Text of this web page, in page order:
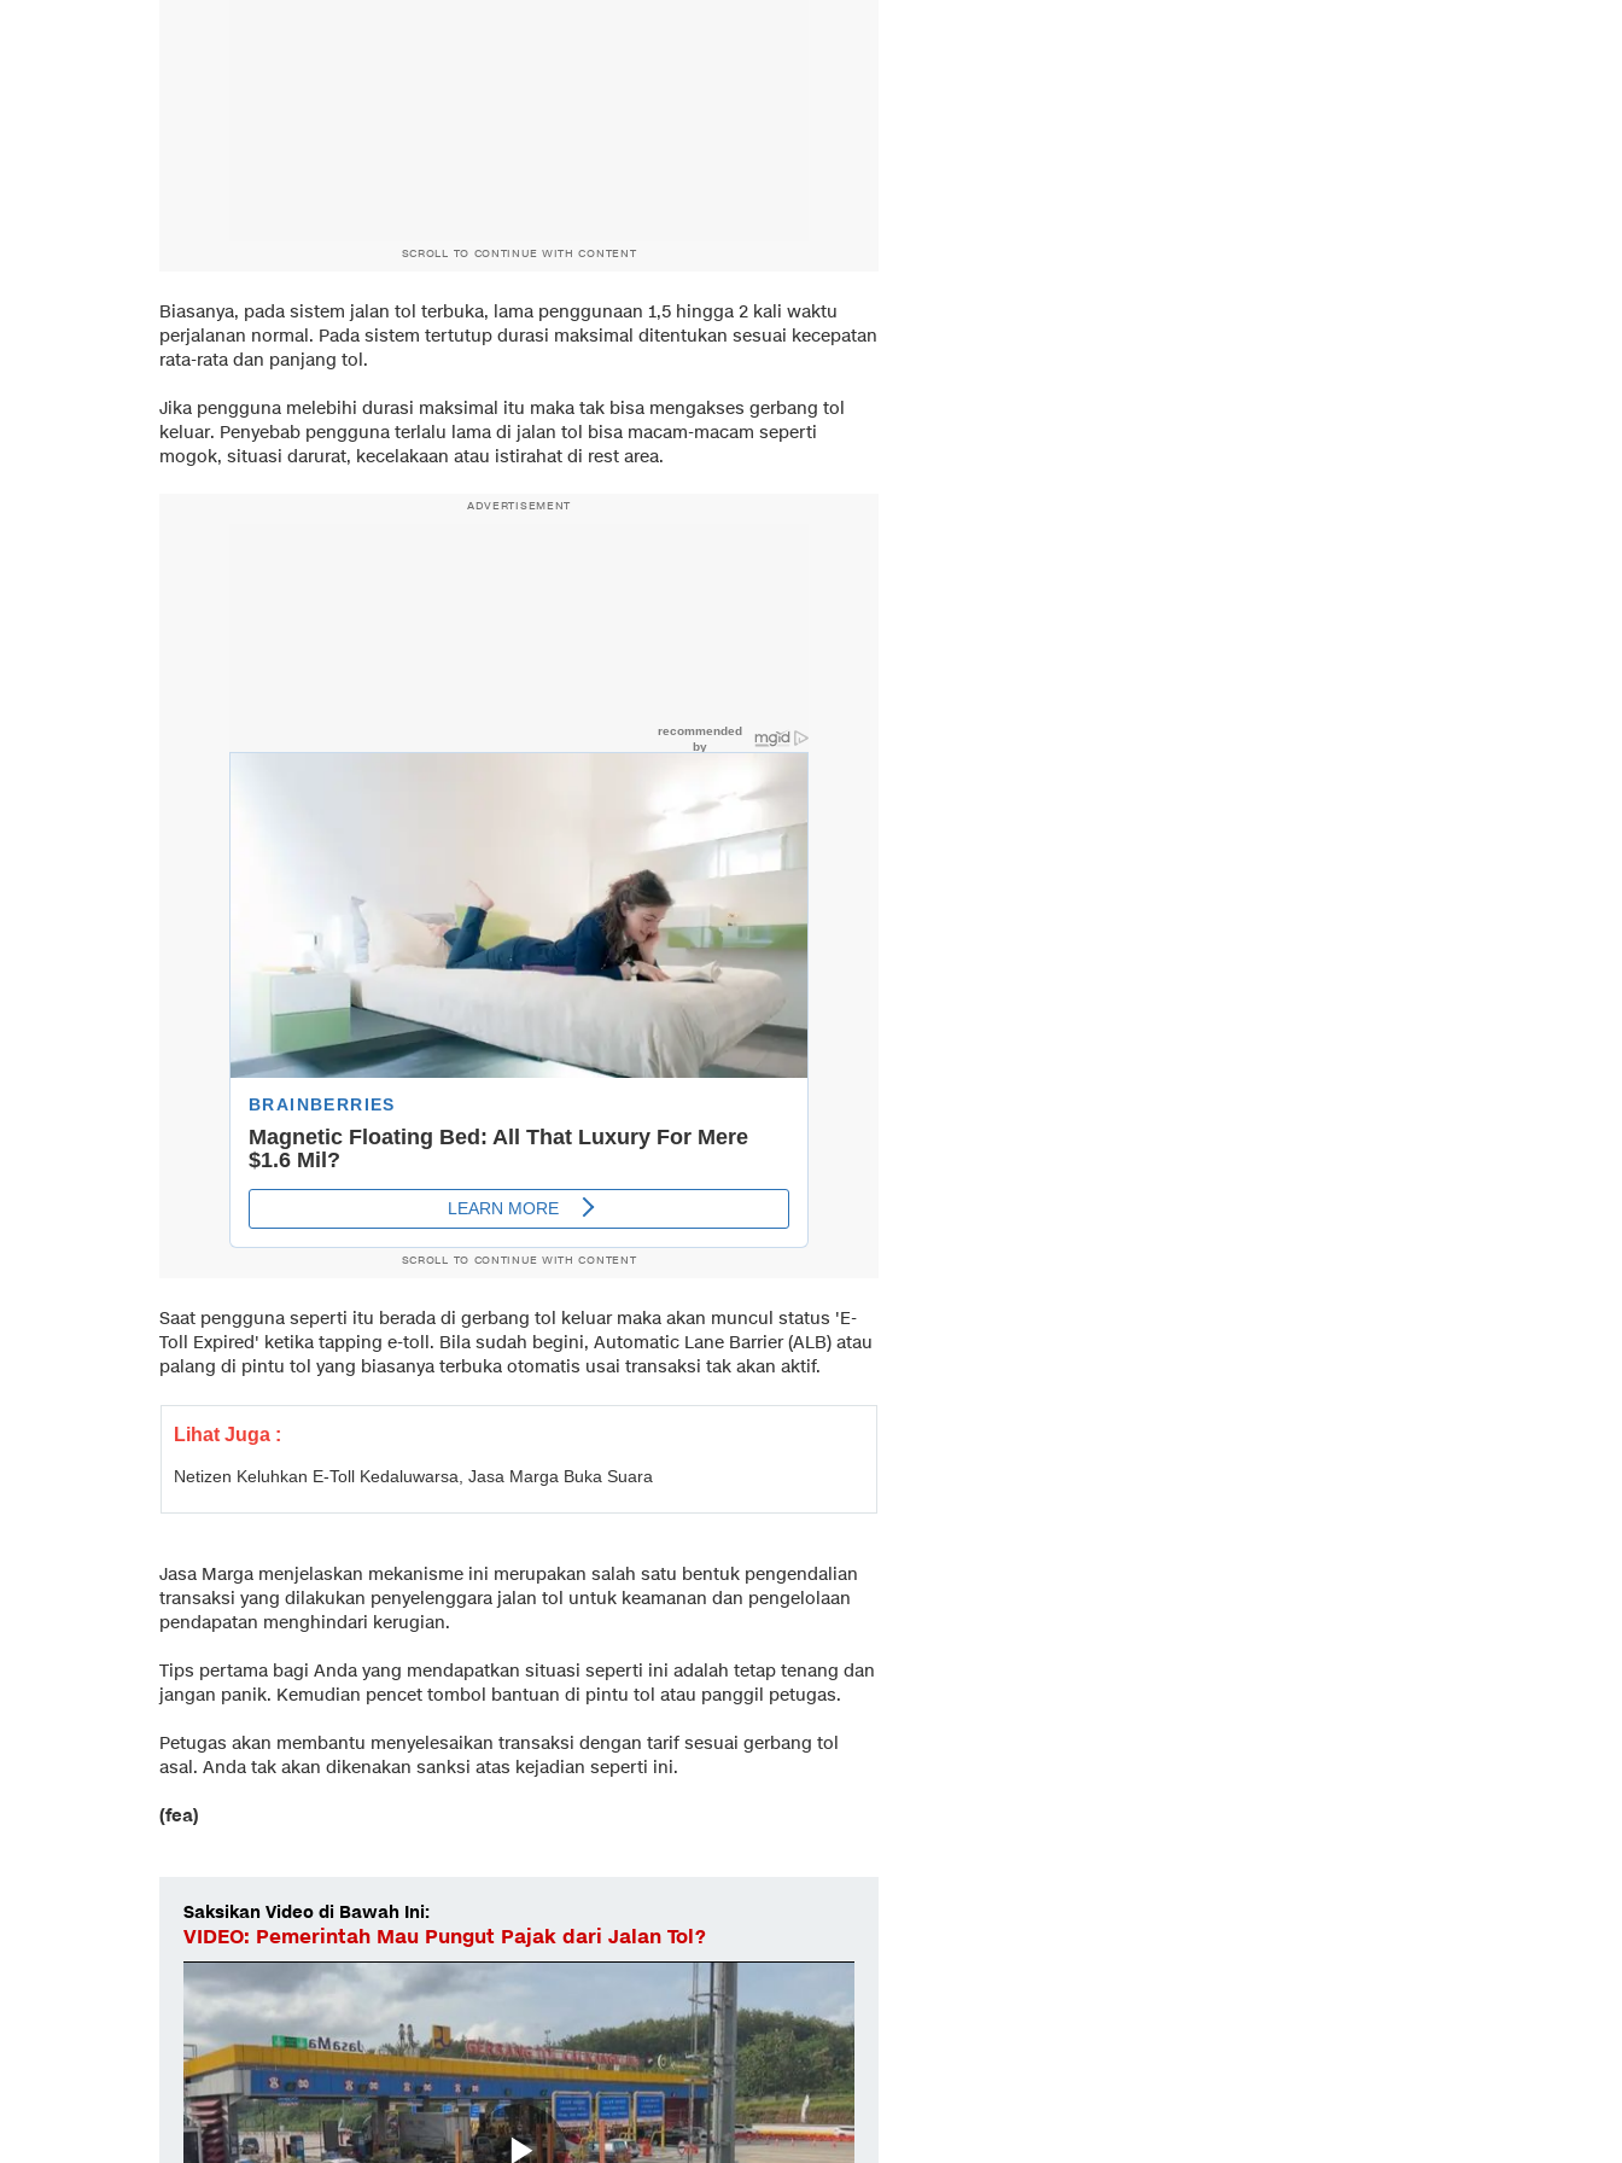
SCROLL TO CONTINUE WITH CONTENT
Biasanya, pada sistem jalan tol terbuka, lama penggunaan 1,5 hingga 2 kali waktu
perjalanan normal. Pada sistem tertutup durasi maksimal ditentukan sesuai kecepatan
rata-rata dan panjang tol.
Jika pengguna melebihi durasi maksimal itu maka tak bisa mengakses gerbang tol
keluar. Penyebab pengguna terlalu lama di jalan tol bisa macam-macam seperti
mogok, situasi darurat, kecelakaan atau istirahat di rest area.
ADVERTISEMENT
SCROLL TO CONTINUE WITH CONTENT
Saat pengguna seperti itu berada di gerbang tol keluar maka akan muncul status 'E-
Toll Expired' ketika tapping e-toll. Bila sudah begini, Automatic Lane Barrier (ALB) atau
palang di pintu tol yang biasanya terbuka otomatis usai transaksi tak akan aktif.
Lihat Juga :
Netizen Keluhkan E-Toll Kedaluwarsa, Jasa Marga Buka Suara
Jasa Marga menjelaskan mekanisme ini merupakan salah satu bentuk pengendalian
transaksi yang dilakukan penyelenggara jalan tol untuk keamanan dan pengelolaan
pendapatan menghindari kerugian.
Tips pertama bagi Anda yang mendapatkan situasi seperti ini adalah tetap tenang dan
jangan panik. Kemudian pencet tombol bantuan di pintu tol atau panggil petugas.
Petugas akan membantu menyelesaikan transaksi dengan tarif sesuai gerbang tol
asal. Anda tak akan dikenakan sanksi atas kejadian seperti ini.
(fea)
Saksikan Video di Bawah Ini:
VIDEO: Pemerintah Mau Pungut Pajak dari Jalan Tol?